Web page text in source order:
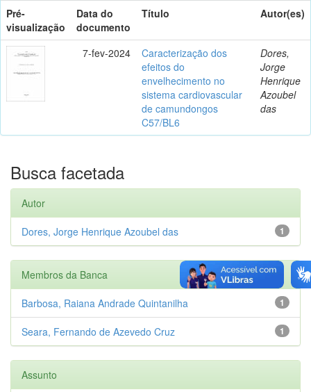
Pré-
visualização
Data do
documento
Título Autor(es)
7-fev-2024
Caracterização dos
efeitos do
envelhecimento no
sistema cardiovascular
de camundongos
C57/BL6
Dores,
Jorge
Henrique
Azoubel
das
Busca facetada
Autor
1
Dores, Jorge Henrique Azoubel das
Membros da Banca
1
Barbosa, Raiana Andrade Quintanilha
1
Seara, Fernando de Azevedo Cruz
Assunto